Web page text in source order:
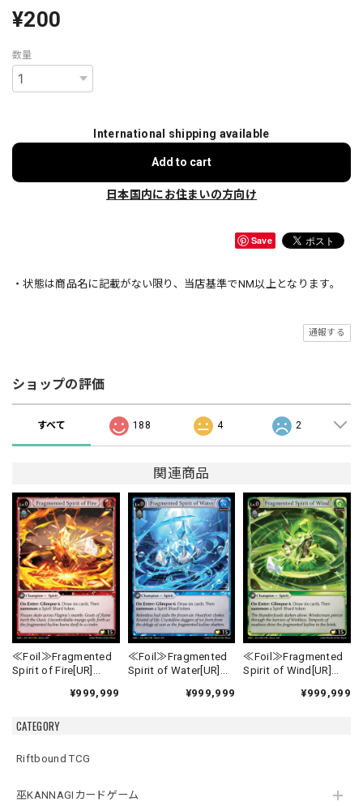
CATEGORY
Riftbound TCG
巫KANNAGIカードゲーム
¥200
数量
International shipping available
Add to cart
日本国内にお住まいの方向け
Save
・状態は商品名に記載がない限り、当店基準でNM以上となります。
通報する
ショップの評価
すべて 188 4 2
関連商品
≪Foil≫Fragmented
Spirit of Fire[UR]
¥999,999
≪Foil≫Fragmented
Spirit of Water[UR]
¥999,999
≪Foil≫Fragmented
Spirit of Wind[UR]
¥999,999